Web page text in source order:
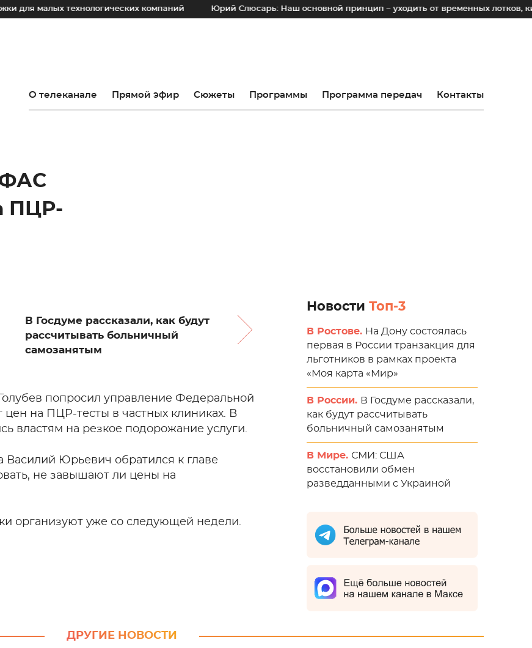
технологических компаний Юрий Слюсарь: Наш основной принцип – уходить от временных лотков, киосков
О телеканале Прямой эфир Сюжеты Программы Программа передач Контакты
ФАС
ПЦР-
В Госдуме рассказали, как будут
рассчитывать больничный
самозанятым
попросил управление Федеральной
на ПЦР-тесты в частных клиниках. В
властям на резкое подорожание услуги.
Василий Юрьевич обратился к главе
не завышают ли цены на
организуют уже со следующей недели.
Новости Топ-3
В Ростове. На Дону состоялась
первая в России транзакция для
льготников в рамках проекта
«Моя карта «Мир»
В России. В Госдуме рассказали,
как будут рассчитывать
больничный самозанятым
В Мире. СМИ: США
восстановили обмен
разведданными с Украиной
ДРУГИЕ НОВОСТИ